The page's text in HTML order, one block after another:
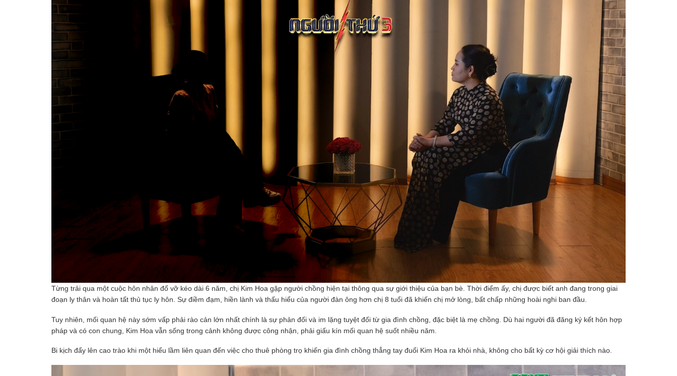
Từng trải qua một cuộc hôn nhân đổ vỡ kéo dài 6 năm, chị Kim Hoa gặp người chồng hiện tại thông qua sự giới thiệu của bạn bè. Thời điểm ấy, chị được biết anh đang trong giai
đoạn ly thân và hoàn tất thủ tục ly hôn. Sự điềm đạm, hiền lành và thấu hiểu của người đàn ông hơn chị 8 tuổi đã khiến chị mở lòng, bất chấp những hoài nghi ban đầu.
Tuy nhiên, mối quan hệ này sớm vấp phải rào cản lớn nhất chính là sự phản đối và im lặng tuyệt đối từ gia đình chồng, đặc biệt là mẹ chồng. Dù hai người đã đăng ký kết hôn hợp
pháp và có con chung, Kim Hoa vẫn sống trong cảnh không được công nhận, phải giấu kín mối quan hệ suốt nhiều năm.
Bi kịch đẩy lên cao trào khi một hiểu lầm liên quan đến việc cho thuê phòng trọ khiến gia đình chồng thẳng tay đuổi Kim Hoa ra khỏi nhà, không cho bất kỳ cơ hội giải thích nào.